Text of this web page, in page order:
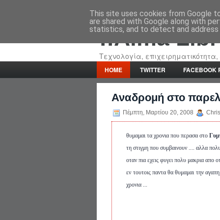
::Alma
Τεχνολογία, επιχειρηματικότητα,
HOME TWITTER FACEBOOK
Αναδρομή στο
Πέμπτη, Μαρτίου 20, 2008
θυμαμαι τα χρονια που περασα στο
τη στιγμη που συμβαινουν .... αλλα
οταν πια εχεις φυγει πολυ μακρια απο
εν τουτοις παντα θα θυμαμαι την
χρονια ...
This site uses cookies from Google
are shared with Google along with
statistics, and to detect and address